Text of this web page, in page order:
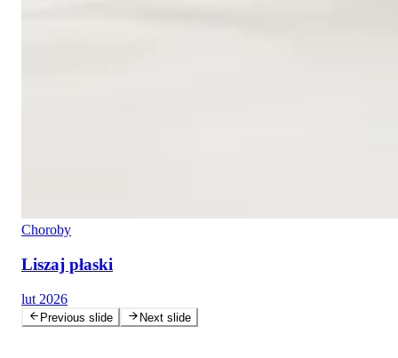
Choroby
Liszaj płaski
lut 2026
Previous slide Next slide